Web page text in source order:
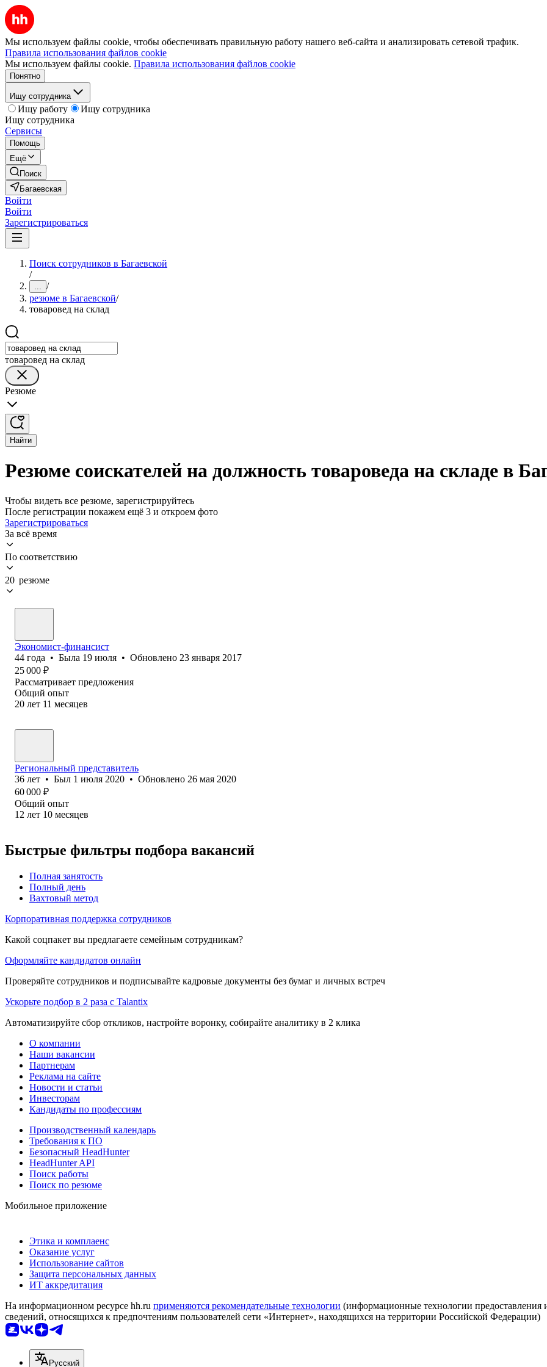
Мы используем файлы cookie, чтобы обеспечивать правильную работу нашего веб-сайта и анализировать сетевой трафик.
Правила использования файлов cookie
Мы используем файлы cookie. Правила использования файлов cookie
Понятно
Ищу сотрудника
Ищу работу
Ищу сотрудника
Ищу сотрудника
Сервисы
Помощь
Ещё
Поиск
Багаевская
Войти
Войти
Зарегистрироваться
Поиск сотрудников в Багаевской
/
... /
резюме в Багаевской/
товаровед на склад
товаровед на склад
Резюме
Найти
Резюме соискателей на должность товароведа на складе в
Чтобы видеть все резюме, зарегистрируйтесь
После регистрации покажем ещё 3 и откроем фото
Зарегистрироваться
За всё время
По соответствию
20 резюме
Экономист-финансист
44 года • Была 19 июля • Обновлено 23 января 2017
25 000 ₽
Рассматривает предложения
Общий опыт
20 лет 11 месяцев
Региональный представитель
36 лет • Был 1 июля 2020 • Обновлено 26 мая 2020
60 000 ₽
Общий опыт
12 лет 10 месяцев
Быстрые фильтры подбора вакансий
Полная занятость
Полный день
Вахтовый метод
Корпоративная поддержка сотрудников
Какой соцпакет вы предлагаете семейным сотрудникам?
Оформляйте кандидатов онлайн
Проверяйте сотрудников и подписывайте кадровые документы без бумаг и личных встреч
Ускорьте подбор в 2 раза с Talantix
Автоматизируйте сбор откликов, настройте воронку, собирайте аналитику в 2 клика
О компании
Наши вакансии
Партнерам
Реклама на сайте
Новости и статьи
Инвесторам
Кандидаты по профессиям
Производственный календарь
Требования к ПО
Безопасный HeadHunter
HeadHunter API
Поиск работы
Поиск по резюме
Мобильное приложение
Этика и комплаенс
Оказание услуг
Использование сайтов
Защита персональных данных
ИТ аккредитация
На информационном ресурсе hh.ru применяются рекомендательные технологии (информационные технологии предоставления
сведений, относящихся к предпочтениям пользователей сети «Интернет», находящихся на территории Российской Федерации)
Русский